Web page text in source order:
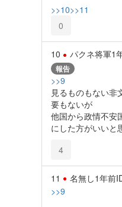
>>10>>11
0
10 パクネ将軍1
報告
>>9
見るものもない非
要もないが
他国から政情不安
にした方がいいと
4
11 名無し1年前
>>9